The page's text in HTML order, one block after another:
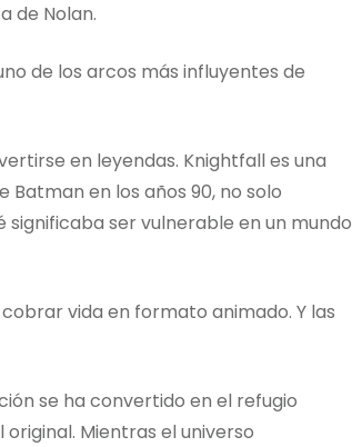
de Nolan.
de los arcos más influyentes de
en leyendas. Knightfall es una
en los años 90, no solo
ser vulnerable en un mundo
vida en formato animado. Y las
se ha convertido en el refugio
Mientras el universo